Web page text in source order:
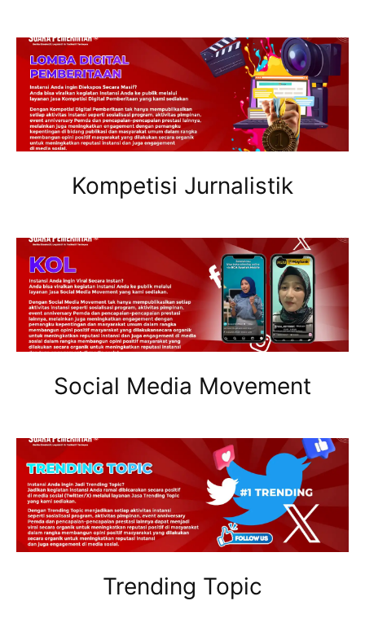
Kompetisi Jurnalistik
Social Media Movement
Trending Topic